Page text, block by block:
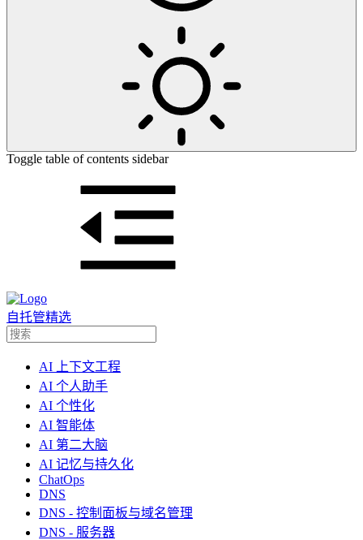
Toggle table of contents sidebar
自托管精选
AI 上下文工程
AI 个人助手
AI 个性化
AI 智能体
AI 第二大脑
AI 记忆与持久化
ChatOps
DNS
DNS - 控制面板与域名管理
DNS - 服务器